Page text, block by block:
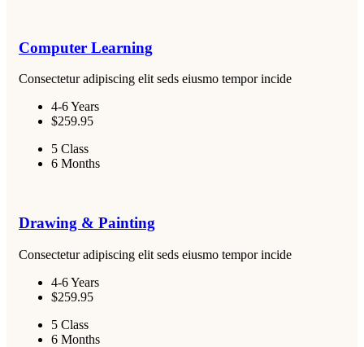
Computer Learning
Consectetur adipiscing elit seds eiusmo tempor incide
4-6 Years
$259.95
5 Class
6 Months
Drawing & Painting
Consectetur adipiscing elit seds eiusmo tempor incide
4-6 Years
$259.95
5 Class
6 Months